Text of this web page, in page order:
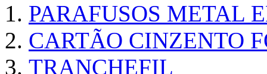
PARAFUSOS METAL
CARTÃO CINZENTO
TRANCHEFIL